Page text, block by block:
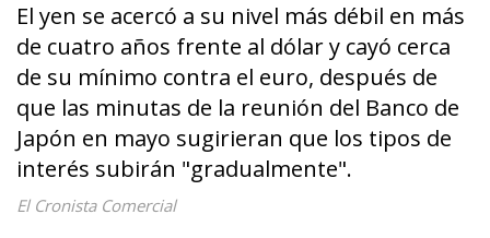
El yen se acercó a su nivel más débil en más
de cuatro años frente al dólar y cayó cerca
de su mínimo contra el euro, después de
que las minutas de la reunión del Banco de
Japón en mayo sugirieran que los tipos de
interés subirán "gradualmente".
El Cronista Comercial